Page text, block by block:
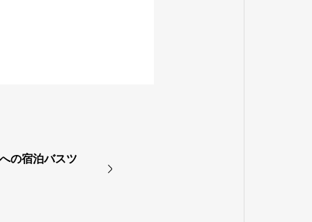
の宿泊バスツ